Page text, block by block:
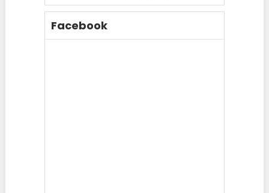
Facebook